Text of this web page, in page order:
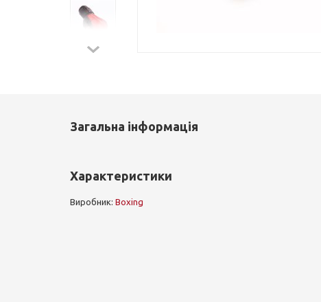
Загальна інформація
Характеристики
Виробник: Boxing